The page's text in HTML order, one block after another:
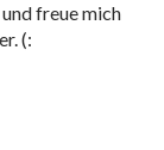
freue mich
(: